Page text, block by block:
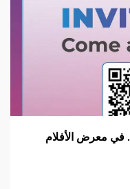
شركة Ultra Plus Tape Co., Ltd. في معرض الأفلام